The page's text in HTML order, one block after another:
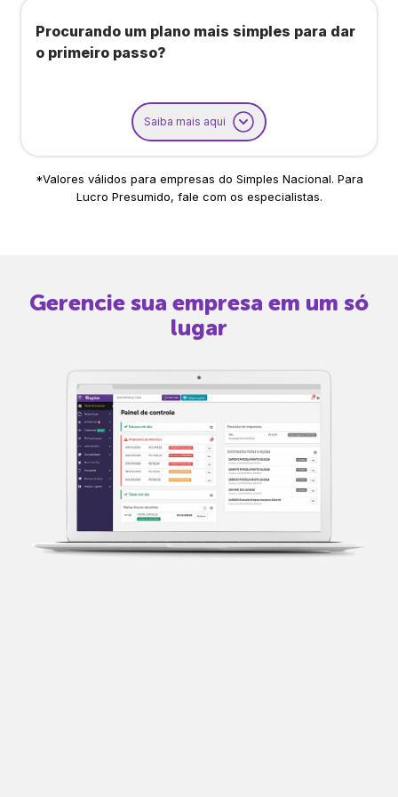
Procurando um plano mais simples para dar
o primeiro passo?
Saiba mais aqui
*Valores válidos para empresas do Simples Nacional. Para
Lucro Presumido, fale com os especialistas.
Gerencie sua empresa em um só
lugar